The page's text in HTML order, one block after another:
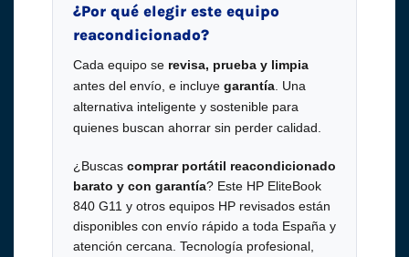
¿Por qué elegir este equipo
reacondicionado?
Cada equipo se revisa, prueba y limpia
antes del envío, e incluye garantía. Una
alternativa inteligente y sostenible para
quienes buscan ahorrar sin perder calidad.
¿Buscas comprar portátil reacondicionado
barato y con garantía? Este HP EliteBook
840 G11 y otros equipos HP revisados están
disponibles con envío rápido a toda España y
atención cercana. Tecnología profesional,